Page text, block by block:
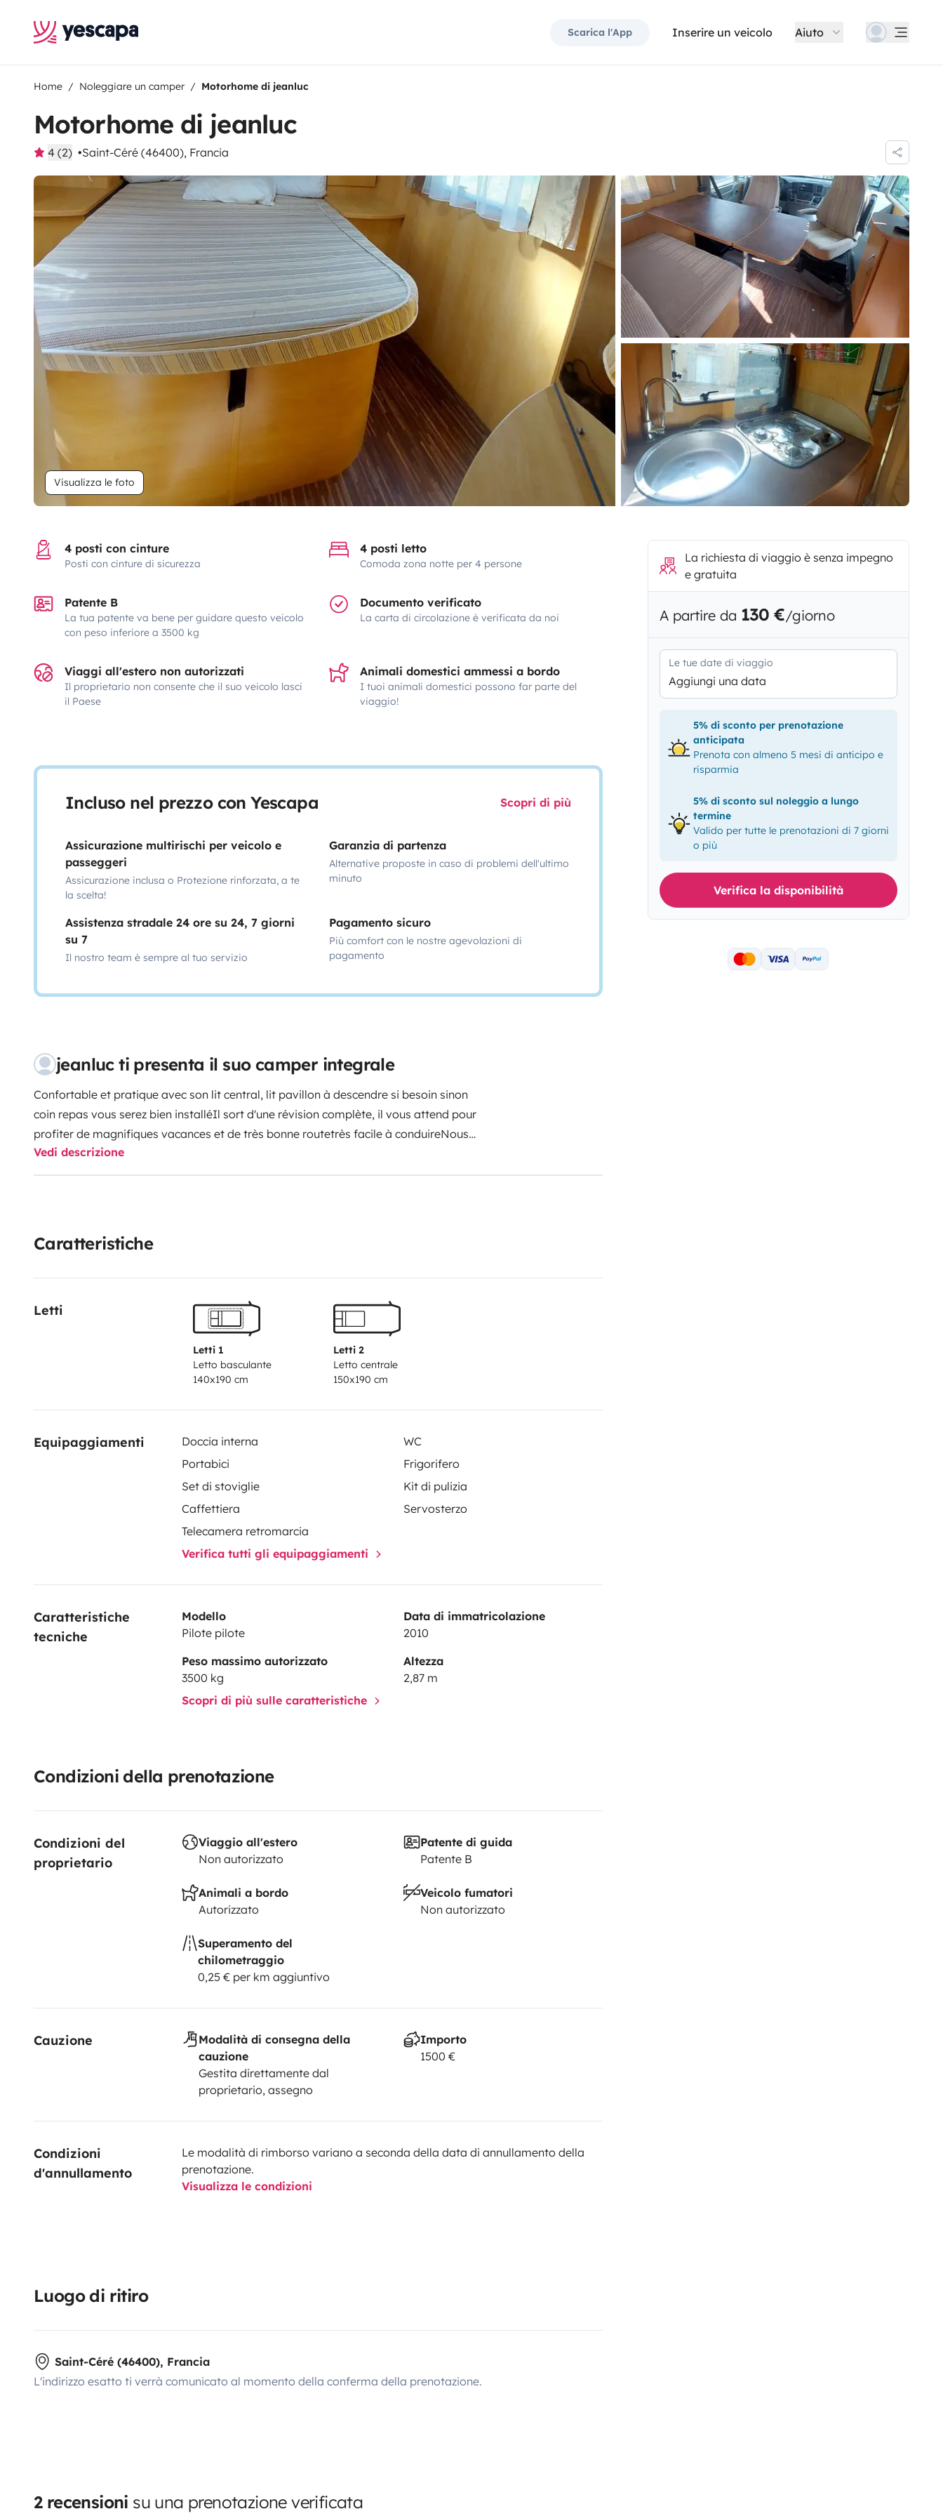
Scarica l'App Inserire un veicolo Aiuto
Home Noleggiare un camper Motorhome di jeanluc
Motorhome di jeanluc
4 (2) Saint-Céré (46400), Francia
Visualizza le foto
4 posti con cinture
Posti con cinture di sicurezza
4 posti letto
Comoda zona notte per 4 persone
Patente B
La tua patente va bene per guidare questo veicolo
con peso inferiore a 3500 kg
Documento verificato
La carta di circolazione è verificata da noi
Viaggi all'estero non autorizzati
Il proprietario non consente che il suo veicolo lasci
il Paese
Animali domestici ammessi a bordo
I tuoi animali domestici possono far parte del
viaggio!
Incluso nel prezzo con Yescapa Scopri di più
Assicurazione multirischi per veicolo e
passeggeri
Assicurazione inclusa o Protezione rinforzata, a te
la scelta!
Garanzia di partenza
Alternative proposte in caso di problemi dell'ultimo
minuto
Assistenza stradale 24 ore su 24, 7 giorni
su 7
Il nostro team è sempre al tuo servizio
Pagamento sicuro
Più comfort con le nostre agevolazioni di
pagamento
jeanluc ti presenta il suo camper integrale
Confortable et pratique avec son lit central, lit pavillon à descendre si besoin sinon
coin repas vous serez bien installéIl sort d'une révision complète, il vous attend pour
profiter de magnifiques vacances et de très bonne routetrès facile à conduireNous
répondons assez rapidement
dans la chambre permettant de faire une séparation voir photoNous fournissons kit
grande soute très pratique pour y mettre un autre vélo ou autre voir photo
branchements sont fourni
Avant nous avions un capucine et nous étions très bien
Nous restons disponible si besoin de renseignements, n'hésitez pas
Vedi descrizione
Caratteristiche
Letti
Letti 1
Letto basculante
140x190 cm
Letti 2
Letto centrale
150x190 cm
Equipaggiamenti Doccia interna
WC
Portabici
Frigorifero
Set di stoviglie
Kit di pulizia
Caffettiera
Servosterzo
Telecamera retromarcia
Verifica tutti gli equipaggiamenti
Caratteristiche
tecniche
Modello
Pilote pilote
Data di immatricolazione
2010
Peso massimo autorizzato
3500 kg
Altezza
2,87 m
Scopri di più sulle caratteristiche
Condizioni della prenotazione
Condizioni del
proprietario
Viaggio all'estero
Non autorizzato
Patente di guida
Patente B
Animali a bordo
Autorizzato
Veicolo fumatori
Non autorizzato
Superamento del
chilometraggio
0,25 € per km aggiuntivo
Cauzione
Modalità di consegna della
cauzione
Gestita direttamente dal
proprietario, assegno
Importo
1500 €
Condizioni
d'annullamento
Le modalità di rimborso variano a seconda della data di annullamento della
prenotazione.
Visualizza le condizioni
Luogo di ritiro
Saint-Céré (46400), Francia
L'indirizzo esatto ti verrà comunicato al momento della conferma della prenotazione.
2 recensioni su una prenotazione verificata
La richiesta di viaggio è senza impegno
e gratuita
A partire da 130 €/giorno
Le tue date di viaggio
Aggiungi una data
5% di sconto per prenotazione
anticipata
Prenota con almeno 5 mesi di anticipo e
risparmia
5% di sconto sul noleggio a lungo
termine
Valido per tutte le prenotazioni di 7 giorni
o più
Verifica la disponibilità